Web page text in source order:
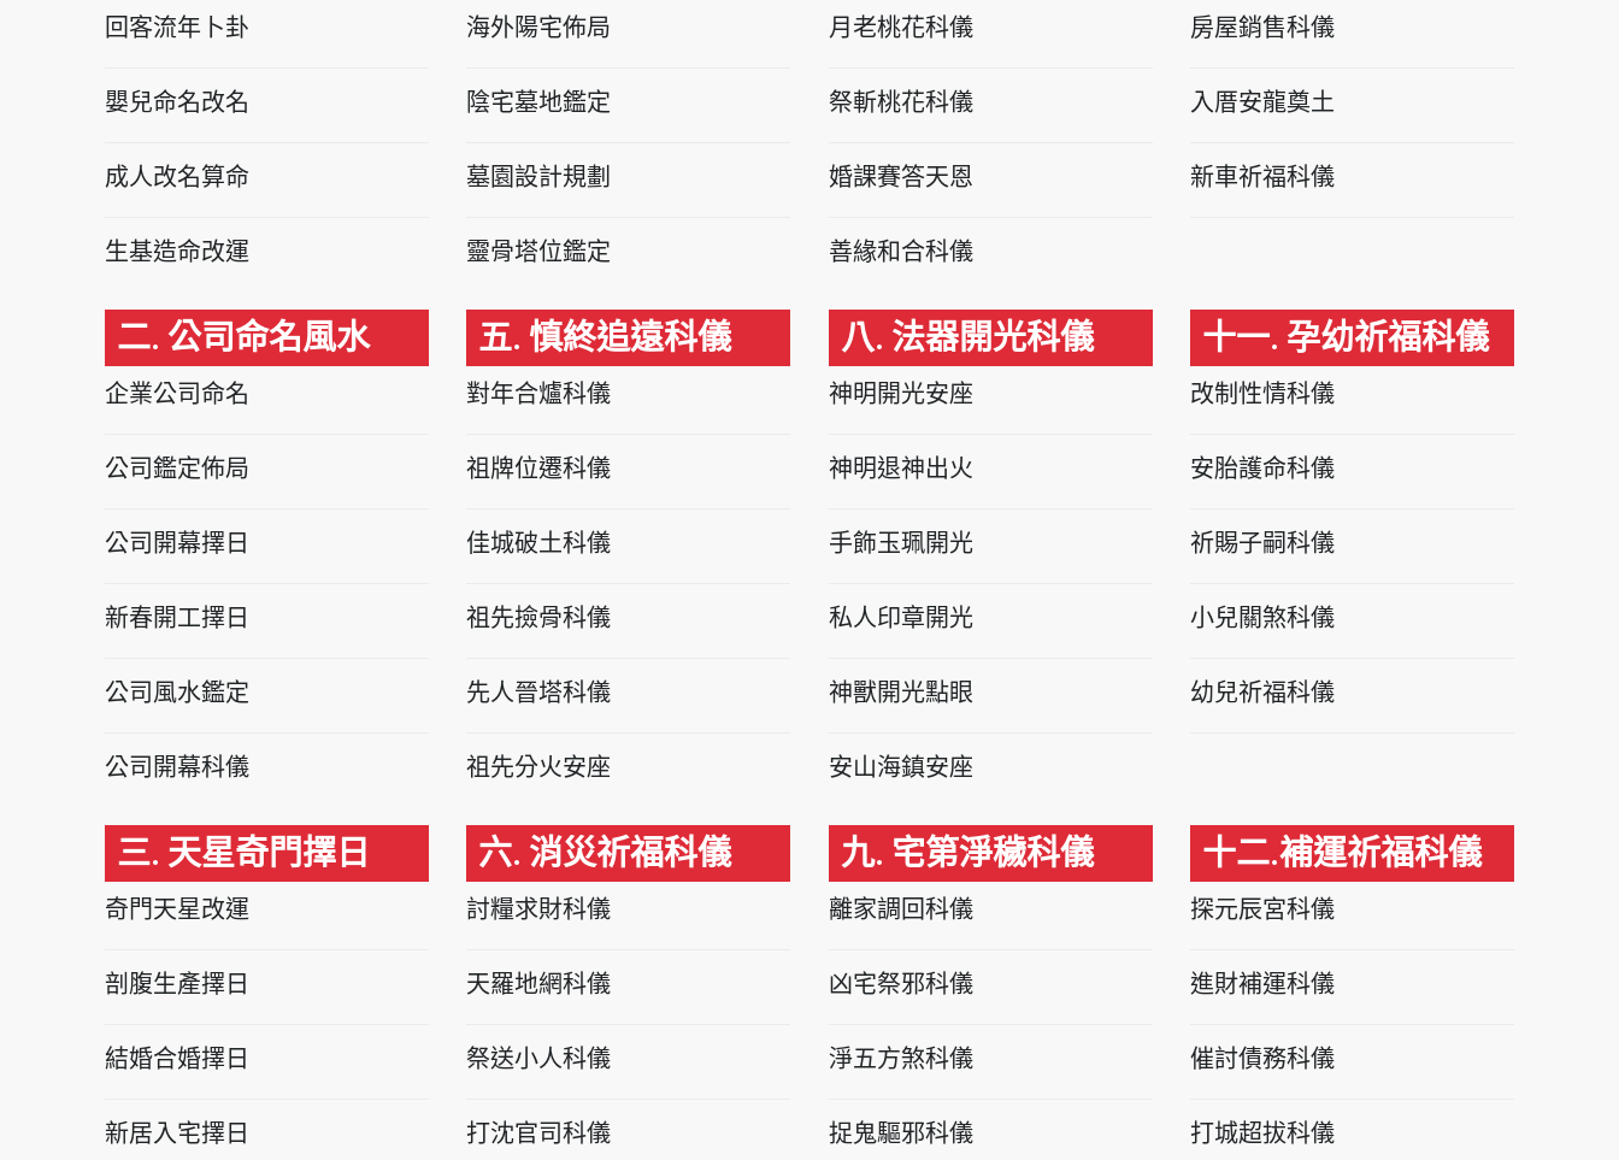
回客流年卜卦
嬰兒命名改名
成人改名算命
生基造命改運
二. 公司命名風水
企業公司命名
公司鑑定佈局
公司開幕擇日
新春開工擇日
公司風水鑑定
公司開幕科儀
三. 天星奇門擇日
奇門天星改運
剖腹生產擇日
結婚合婚擇日
新居入宅擇日
海外陽宅佈局
陰宅墓地鑑定
墓園設計規劃
靈骨塔位鑑定
五. 慎終追遠科儀
對年合爐科儀
祖牌位遷科儀
佳城破土科儀
祖先撿骨科儀
先人晉塔科儀
祖先分火安座
六. 消災祈福科儀
討糧求財科儀
天羅地網科儀
祭送小人科儀
打沈官司科儀
月老桃花科儀
祭斬桃花科儀
婚課賽答天恩
善緣和合科儀
八. 法器開光科儀
神明開光安座
神明退神出火
手飾玉珮開光
私人印章開光
神獸開光點眼
安山海鎮安座
九. 宅第淨穢科儀
離家調回科儀
凶宅祭邪科儀
淨五方煞科儀
捉鬼驅邪科儀
房屋銷售科儀
入厝安龍奠土
新車祈福科儀
十一. 孕幼祈福科儀
改制性情科儀
安胎護命科儀
祈賜子嗣科儀
小兒關煞科儀
幼兒祈福科儀
十二.補運祈福科儀
探元辰宮科儀
進財補運科儀
催討債務科儀
打城超拔科儀